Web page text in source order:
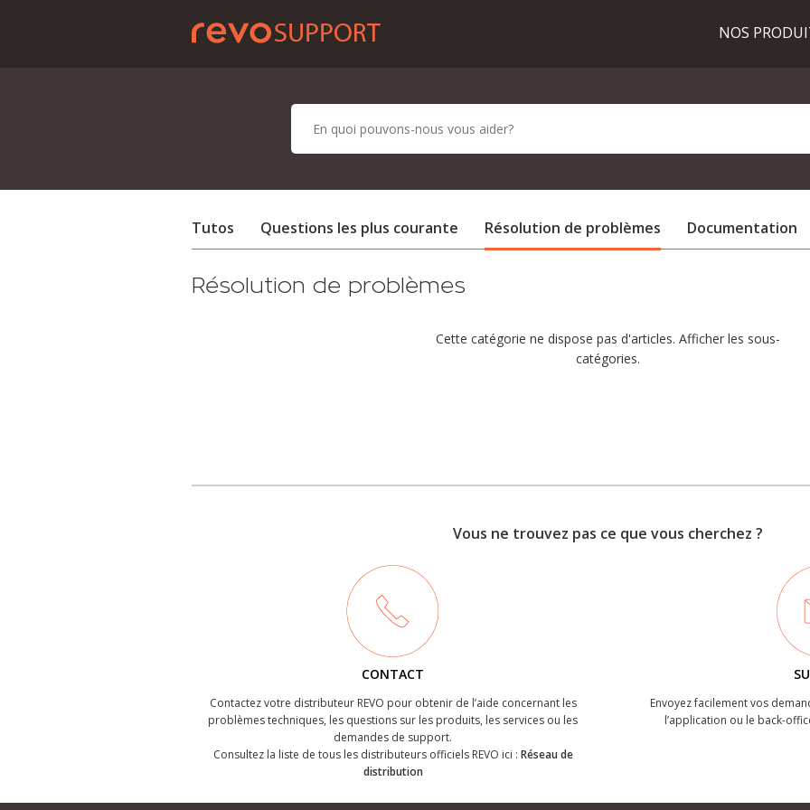
NOS
Tutos Questions les plus courante Résolution de problèmes Documentation
Résolution de problèmes
Cette catégorie ne dispose pas d'articles. Afficher les sous-
catégories.
Vous ne trouvez pas ce que vous cherchez ?
CONTACT
Contactez votre distributeur REVO pour obtenir de l’aide concernant les
problèmes techniques, les questions sur les produits, les services ou les
demandes de support.
Consultez la liste de tous les distributeurs officiels REVO ici : Réseau de
distribution
Envoyez facilement vos
l’application ou le back-